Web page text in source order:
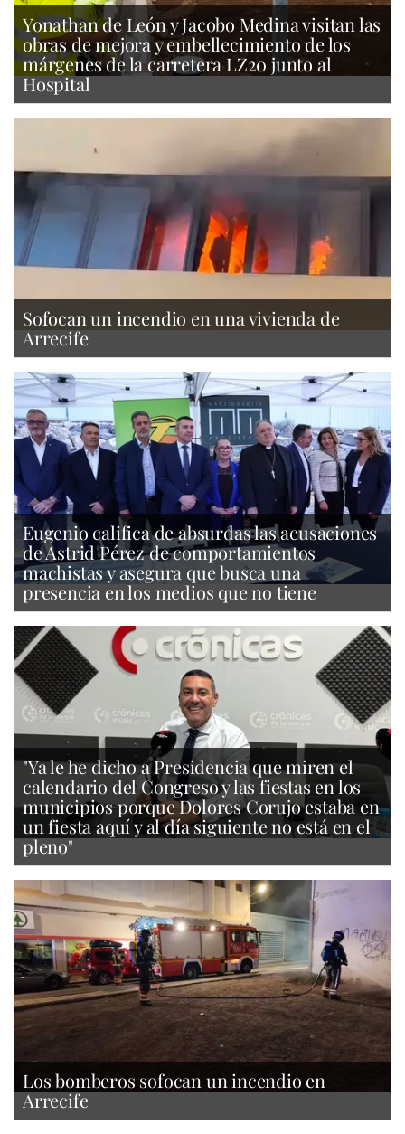
Yonathan de León y Jacobo Medina visitan las
obras de mejora y embellecimiento de los
márgenes de la carretera LZ20 junto al
Hospital
Sofocan un incendio en una vivienda de
Arrecife
Eugenio califica de absurdas las acusaciones
de Astrid Pérez de comportamientos
machistas y asegura que busca una
presencia en los medios que no tiene
"Ya le he dicho a Presidencia que miren el
calendario del Congreso y las fiestas en los
municipios porque Dolores Corujo estaba en
un fiesta aquí y al día siguiente no está en el
pleno"
Los bomberos sofocan un incendio en
Arrecife